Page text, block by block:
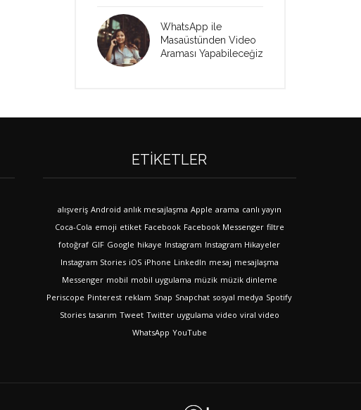
WhatsApp ile
Masaüstünden Video
Araması Yapabileceğiz
ETIKETLER
alışveriş Android anlık mesajlaşma Apple arama canlı yayın
Coca-Cola emoji etiket Facebook Facebook Messenger filtre
fotoğraf GIF Google hikaye Instagram Instagram Hikayeler
Instagram Stories iOS iPhone LinkedIn mesaj mesajlaşma
Messenger mobil mobil uygulama müzik müzik dinleme
Periscope Pinterest reklam Snap Snapchat sosyal medya Spotify
Stories tasarım Tweet Twitter uygulama video viral video
WhatsApp YouTube